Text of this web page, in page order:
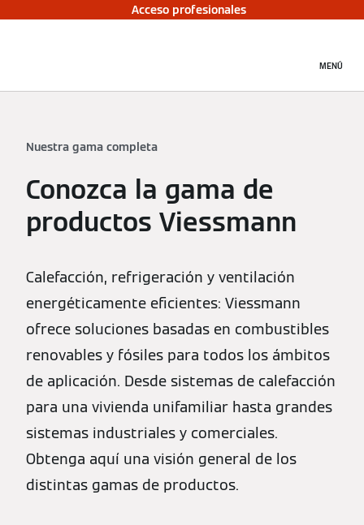
Acceso profesionales
MENÚ
Nuestra gama completa
Conozca la gama de
productos Viessmann
Calefacción, refrigeración y ventilación
energéticamente eficientes: Viessmann
ofrece soluciones basadas en combustibles
renovables y fósiles para todos los ámbitos
de aplicación. Desde sistemas de calefacción
para una vivienda unifamiliar hasta grandes
sistemas industriales y comerciales.
Obtenga aquí una visión general de los
distintas gamas de productos.